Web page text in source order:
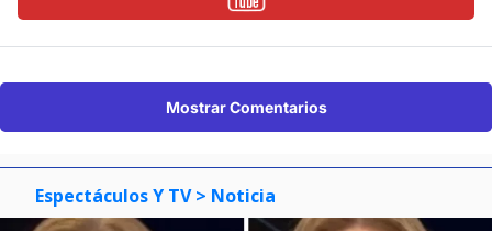
Mostrar Comentarios
Espectáculos Y TV > Noticia